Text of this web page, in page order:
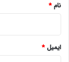
نام*
ایمیل*